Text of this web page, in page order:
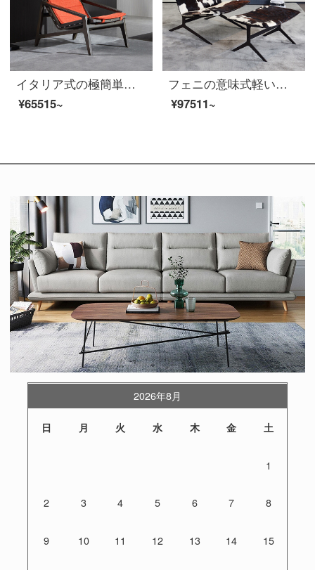
イタリア式の極簡単な寝椅子白蝋の木のソファーと赤い布芸レジャーチェア現代シンプルなデザイナーの家具
¥65515~
フェニの意味式軽い贅沢なリクライニングチェア現代乳牛革シングルタイガーチェアは別荘ホテルのリビングルームに足を踏み入れることを持っています。
¥97511~
2026年8月
日 月 火 水 木 金 土
1
2 3 4 5 6 7 8
9 10 11 12 13 14 15